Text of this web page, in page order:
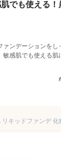
でも使える
ンデーションをし
感肌でも使える肌